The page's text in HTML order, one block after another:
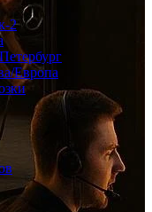
2
Европа